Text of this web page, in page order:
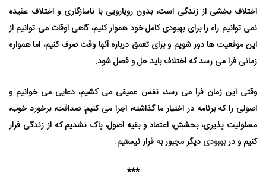
اختلاف بخشی از زندگی است، بدون رویارویی با ناسازگاری و اختلاف عقیده
نمی⁯ توانیم راه را برای بهبودی کامل خود هموار کنیم، گاهی اوقات می⁯ توانیم از
این موقعیت⁯ ها دور شویم و برای تعمق درباره آنها وقت صرف کنیم، اما همواره
زمانی فرا می⁯ رسد که اختلاف باید حل و فصل شود.
وقتی این زمان فرا می ⁯رسد، نفس عمیقی می⁯ کشیم، دعایی می⁯ خوانیم و
اصولی را که برنامه در اختیار ما گذاشته، اجرا می⁯ کنیم: صداقت، برخورد خوب،
مسئولیت ⁯پذیری، بخشش، اعتماد و بقیه اصول، پاک نشدیم که از زندگی فرار
کنیم و دربهبودی دیگر مجبور به فرار نیستیم.